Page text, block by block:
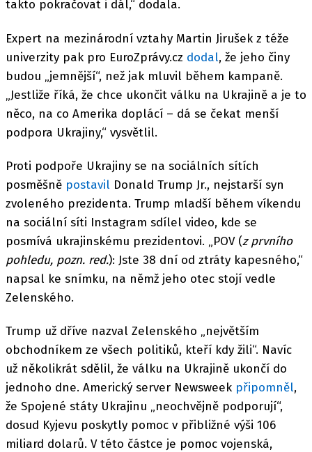
takto pokračovat i dál,“ dodala.
Expert na mezinárodní vztahy Martin Jirušek z téže
univerzity pak pro EuroZprávy.cz dodal, že jeho činy
budou „jemnější“, než jak mluvil během kampaně.
„Jestliže říká, že chce ukončit válku na Ukrajině a je to
něco, na co Amerika doplácí – dá se čekat menší
podpora Ukrajiny,“ vysvětlil.
Proti podpoře Ukrajiny se na sociálních sítích
posměšně postavil Donald Trump Jr., nejstarší syn
zvoleného prezidenta. Trump mladší během víkendu
na sociální síti Instagram sdílel video, kde se
posmívá ukrajinskému prezidentovi. „POV (z prvního
pohledu, pozn. red.): Jste 38 dní od ztráty kapesného,“
napsal ke snímku, na němž jeho otec stojí vedle
Zelenského.
Trump už dříve nazval Zelenského „největším
obchodníkem ze všech politiků, kteří kdy žili“. Navíc
už několikrát sdělil, že válku na Ukrajině ukončí do
jednoho dne. Americký server Newsweek připomněl,
že Spojené státy Ukrajinu „neochvějně podporují“,
dosud Kyjevu poskytly pomoc v přibližné výši 106
miliard dolarů. V této částce je pomoc vojenská,